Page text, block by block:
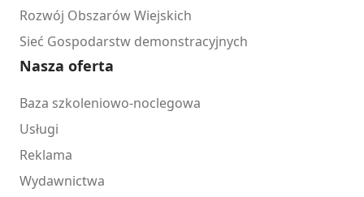
Rozwój Obszarów Wiejskich
Sieć Gospodarstw demonstracyjnych
Nasza oferta
Baza szkoleniowo-noclegowa
Usługi
Reklama
Wydawnictwa